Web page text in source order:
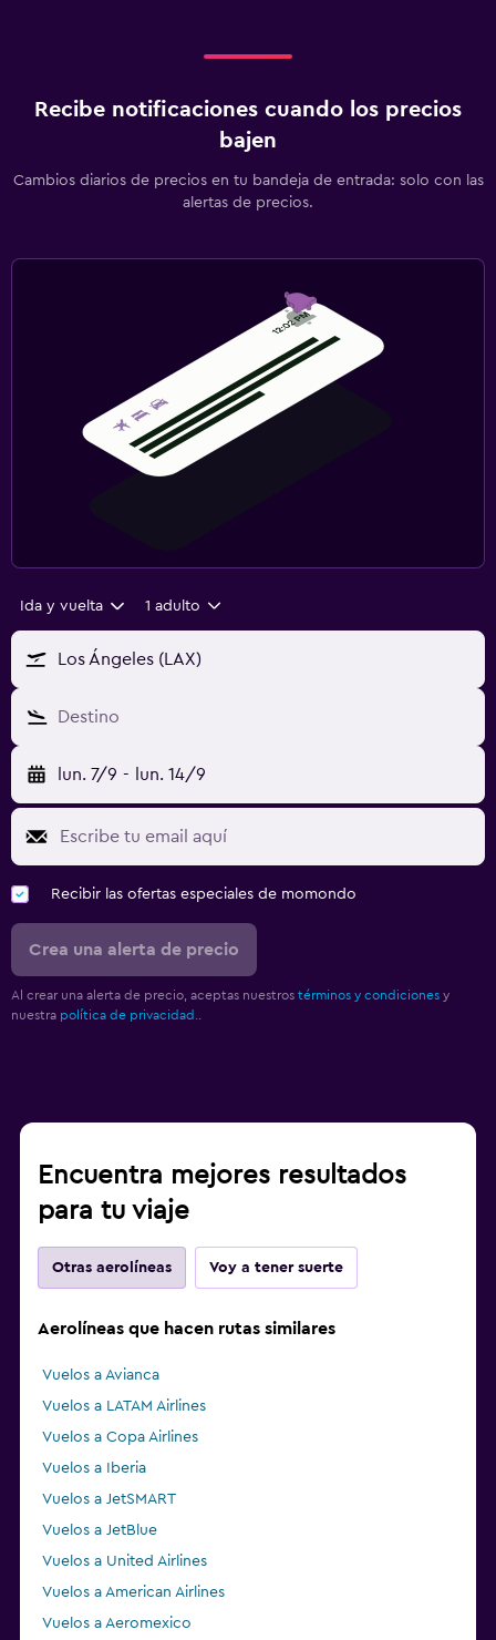
Recibe notificaciones cuando los precios
bajen
Cambios diarios de precios en tu bandeja de entrada: solo con las
alertas de precios.
Ida y vuelta 1 adulto
Los Ángeles (LAX)
Destino
lun. 7/9 - lun. 14/9
Recibir las ofertas especiales de momondo
Crea una alerta de precio
Al crear una alerta de precio, aceptas nuestros términos y condiciones y
nuestra política de privacidad.
Encuentra mejores resultados
para tu viaje
Otras aerolíneas Voy a tener suerte
Aerolíneas que hacen rutas similares
Vuelos a Avianca
Vuelos a LATAM Airlines
Vuelos a Copa Airlines
Vuelos a Iberia
Vuelos a JetSMART
Vuelos a JetBlue
Vuelos a United Airlines
Vuelos a American Airlines
Vuelos a Aeromexico